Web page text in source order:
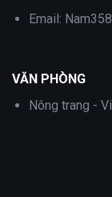
Email:
VĂN PHÒNG
Nông trang -